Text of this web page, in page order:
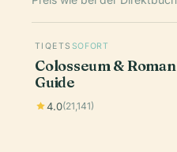
TIQETS SOFORT
Colosseum &
Guide
4.0(21,141)